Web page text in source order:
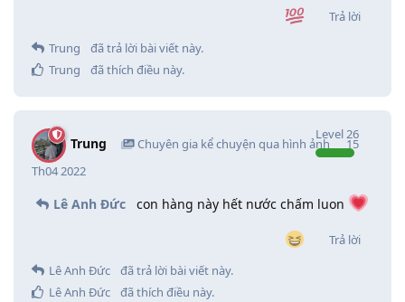
Trả lời
Trung
đã trả lời bài viết này.
Trung
đã thích điều này.
Trung Chuyên gia kể chuyện qua hình ảnh
Level 26
15
Th04 2022
Lê Anh Đức con hàng này hết nước chấm luon
Trả lời
Lê Anh Đức
đã trả lời bài viết này.
Lê Anh Đức
đã thích điều này.